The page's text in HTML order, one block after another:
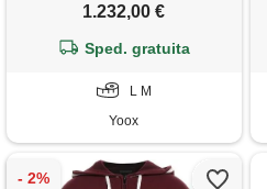
1.232,00 €
Sped. gratuita
L M
Yoox